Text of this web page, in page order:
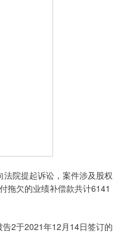
院提起诉讼，案件涉及股权
拖欠的业绩补偿款共计6141
2于2021年12月14日签订的